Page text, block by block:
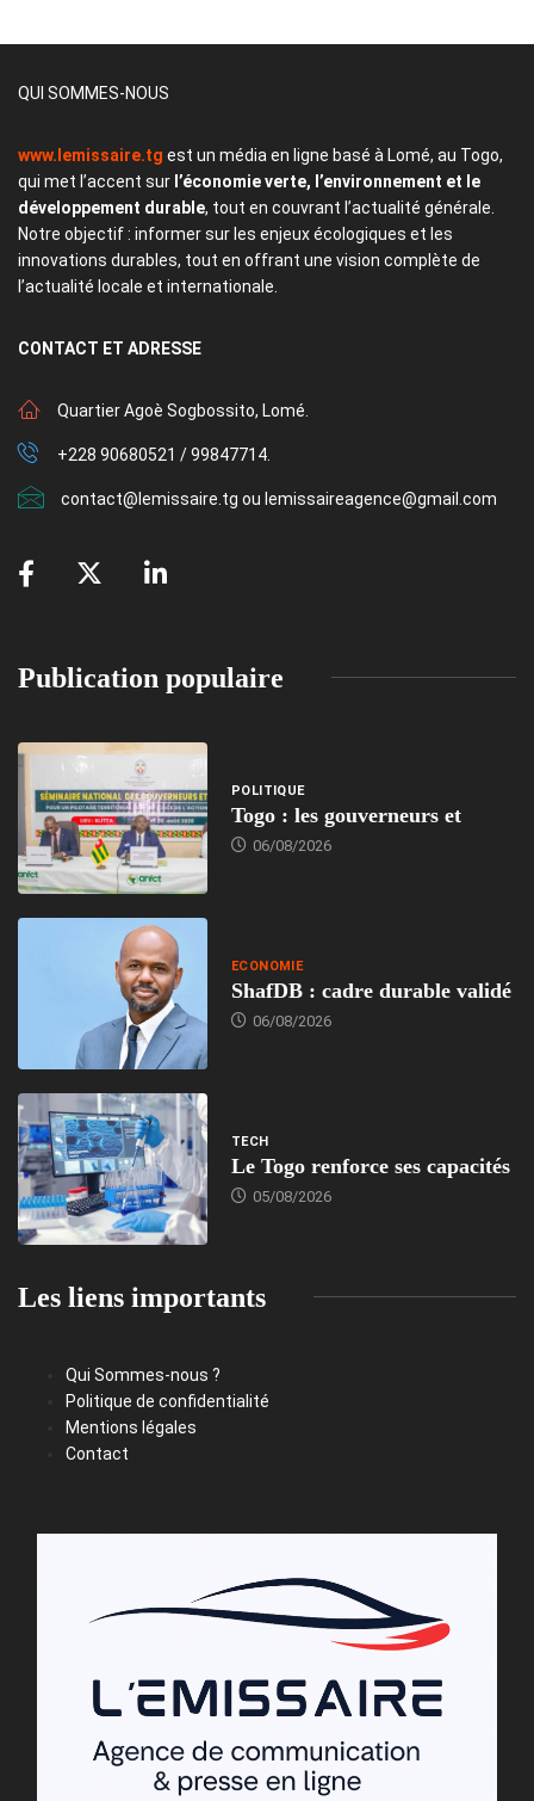
QUI SOMMES-NOUS
www.lemissaire.tg est un média en ligne basé à Lomé, au Togo,
qui met l’accent sur l’économie verte, l’environnement et le
développement durable, tout en couvrant l’actualité générale.
Notre objectif : informer sur les enjeux écologiques et les
innovations durables, tout en offrant une vision complète de
l’actualité locale et internationale.
CONTACT ET ADRESSE
Quartier Agoè Sogbossito, Lomé.
+228 90680521 / 99847714.
contact@lemissaire.tg ou lemissaireagence@gmail.com
Publication populaire
POLITIQUE
Togo : les gouverneurs et
06/08/2026
ECONOMIE
ShafDB : cadre durable validé
06/08/2026
TECH
Le Togo renforce ses capacités
05/08/2026
Les liens importants
Qui Sommes-nous ?
Politique de confidentialité
Mentions légales
Contact